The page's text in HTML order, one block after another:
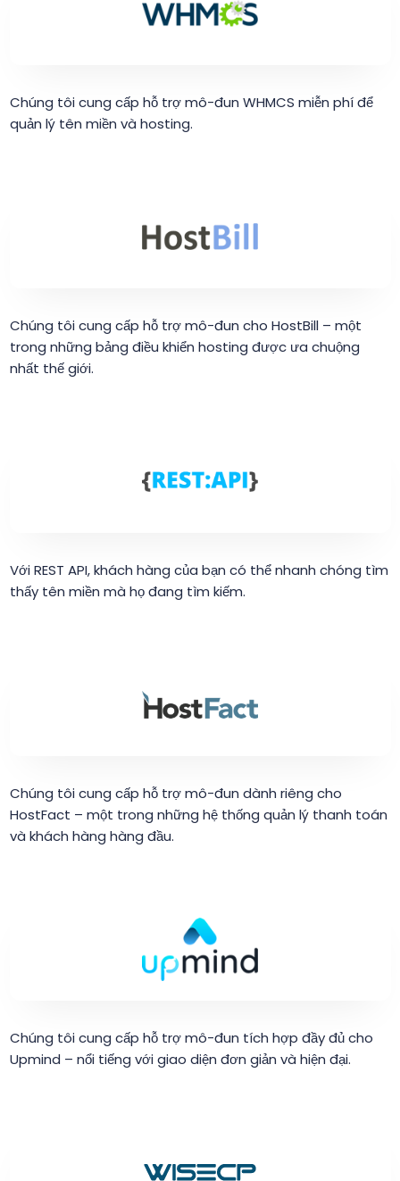
Chúng tôi cung cấp hỗ trợ mô-đun WHMCS miễn phí để
quản lý tên miền và hosting.
Chúng tôi cung cấp hỗ trợ mô-đun cho HostBill – một
trong những bảng điều khiển hosting được ưa chuộng
nhất thế giới.
Với REST API, khách hàng của bạn có thể nhanh chóng tìm
thấy tên miền mà họ đang tìm kiếm.
Chúng tôi cung cấp hỗ trợ mô-đun dành riêng cho
HostFact – một trong những hệ thống quản lý thanh toán
và khách hàng hàng đầu.
Chúng tôi cung cấp hỗ trợ mô-đun tích hợp đầy đủ cho
Upmind – nổi tiếng với giao diện đơn giản và hiện đại.